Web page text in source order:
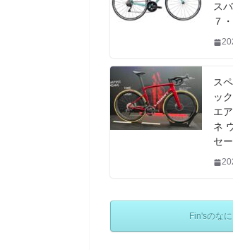
ス
７
ス
ッ
エ
ネ
セ
Fin'sのな